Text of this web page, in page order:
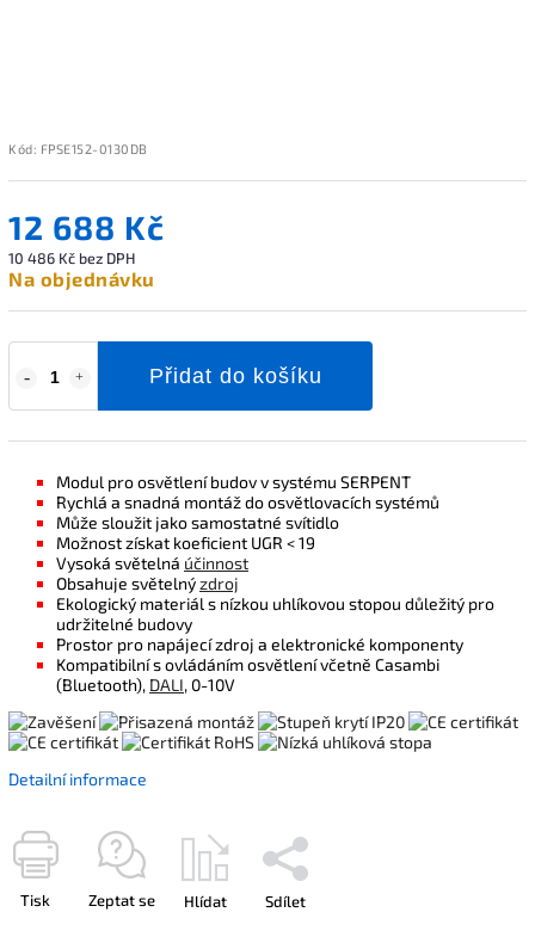
Kód: FPSE152-0130DB
12 688 Kč
10 486 Kč bez DPH
Na objednávku
Přidat do košíku
Modul pro osvětlení budov v systému SERPENT
Rychlá a snadná montáž do osvětlovacích systémů
Může sloužit jako samostatné svítidlo
Možnost získat koeficient UGR < 19
Vysoká světelná účinnost
Obsahuje světelnýzdroj
Ekologický materiál s nízkou uhlíkovou stopou důležitý pro
udržitelné budovy
Prostor pro napájecí zdroj a elektronické komponenty
Kompatibilní s ovládáním osvětlení včetně Casambi
(Bluetooth), DALI, 0-10V
Detailní informace
Tisk Zeptat se Hlídat Sdílet